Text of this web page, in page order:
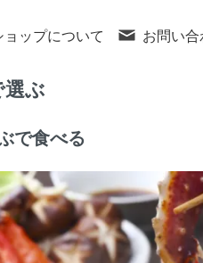
ョップについて お問い
ぶ
で食べる